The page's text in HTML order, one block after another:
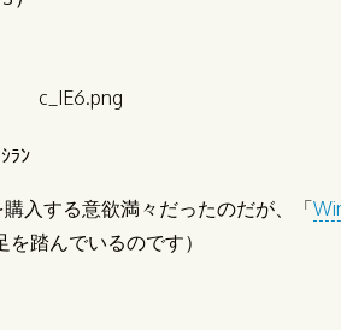
ﾗﾝ
購入する意欲満々だったのだが、「
踏んでいるのです）